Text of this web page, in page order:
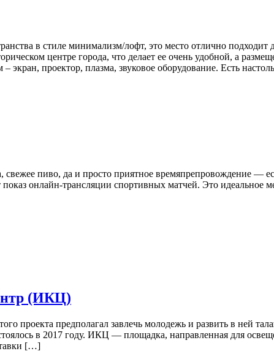
в стиле минимализм/лофт, это место отлично
центре города, что делает ее очень удобной, а
экран, проектор, плазма, звуковое оборудование. Есть
свежее пиво, да и просто приятное времяпрепровождение —
онлайн-трансляции спортивных матчей. Это идеальное
(ИКЦ)
проекта предполагал завлечь молодежь и развить в ней
в 2017 году. ИКЦ — площадка, направленная для
[…]